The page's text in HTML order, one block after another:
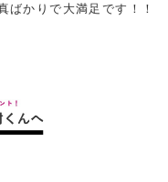
ばかりで大満足です！！